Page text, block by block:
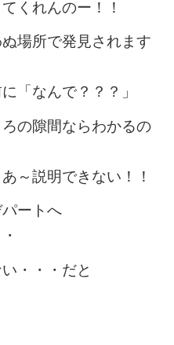
くれんのー！！
場所で発見されます
「なんで？？？」
の隙間ならわかるの
～説明できない！！
ートへ
・・・だと